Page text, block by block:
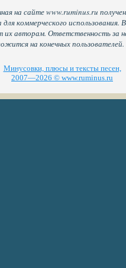
на сайте www.ruminus.ru
для коммерческого
авторам. Ответственность за
на конечных пользователей.
Минусовки, плюсы и тексты песен,
2007—2026 © www.ruminus.ru